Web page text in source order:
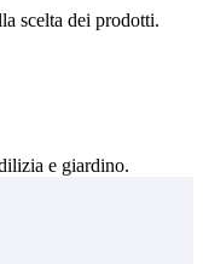
scelta dei prodotti.
e giardino.